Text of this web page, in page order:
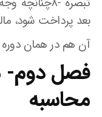
بعد پرداخت شود،
آن هم در همان
فصل دوم-
محاسبه